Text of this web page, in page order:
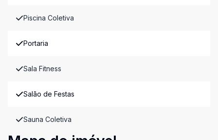
Piscina Coletiva
Portaria
Sala Fitness
Salão de Festas
Sauna Coletiva